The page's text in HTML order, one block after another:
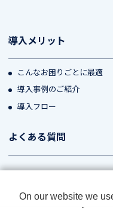
導入メリット
こんなお困りごとに最適
導入事例のご紹介
導入フロー
よくある質問
On our website we